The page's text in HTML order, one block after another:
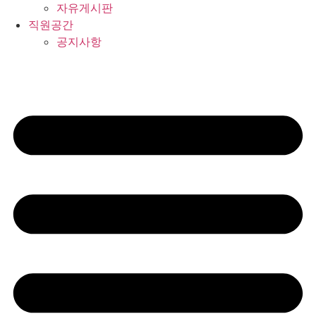
자유게시판
직원공간
공지사항